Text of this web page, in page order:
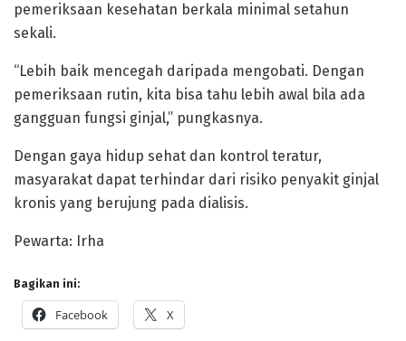
pemeriksaan kesehatan berkala minimal setahun
sekali.
“Lebih baik mencegah daripada mengobati. Dengan
pemeriksaan rutin, kita bisa tahu lebih awal bila ada
gangguan fungsi ginjal,” pungkasnya.
Dengan gaya hidup sehat dan kontrol teratur,
masyarakat dapat terhindar dari risiko penyakit ginjal
kronis yang berujung pada dialisis.
Pewarta: Irha
Bagikan ini:
Facebook X